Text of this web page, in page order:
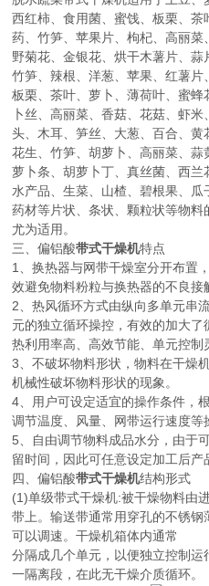
西红柿、食用菌、蜜饯、板栗、
药、竹笋、苹果片、枸杞、高丽菜
野菊花、金银花、烘干木薯片、蒜
竹笋、辣根、洋葱、苹果、红薯片
板栗、茶叶、萝卜、薄荷叶、蜜
卜丝、高丽菜、香菇、花菇、虾
头、木耳、笋丝、大葱、百合、黄
花生、竹笋、胡萝卜、高丽菜、蒜
萝卜条、胡萝卜丁、真丝菌、西兰
水产品、生菜、山楂、碧根果、
药材等片状、条状、颗粒状等物
尤为适用。
三、偏铝酸带式干燥机特点
1、换热器与网带干燥室分开布置
效避免物料粉粒与换热器的不良接
2、热风循环方式由纵向多单元串
元的独立循环操控，有效的加大了
热利用率高、高效节能、单元控制
3、不破坏物料形状，物料在干燥
机械性破坏物料形状的现象。
4、用户可设定适宜的操作条件，
调节温度、风量、网带运行速度等
5、自由调节物料成品水分，由于
留时间，因此可任意设定加工后产
四、偏铝酸带式干燥机结构形式
(1)单级带式干燥机:被干燥物料由
带上。输送带通常用穿孔的不锈钢
可以调速。干燥机箱体内通常
分隔成几个单元，以便独立控制
一隔离段，在此无干燥介质循环。